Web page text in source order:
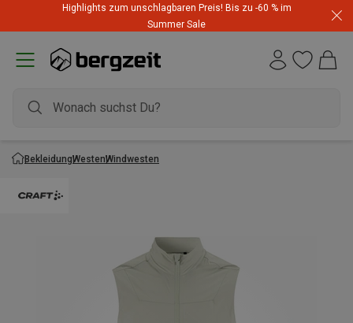
Highlights zum unschlagbaren Preis! Bis zu -60 % im
Summer Sale
BekleidungWestenWindwesten